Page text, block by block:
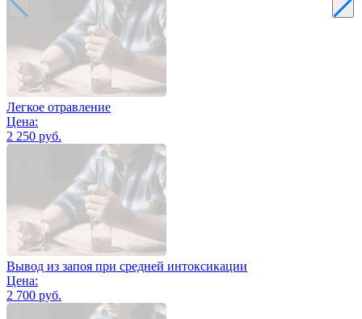
Легкое отравление
Цена:
2 250 руб.
Вывод из запоя при средней интоксикации
Цена:
2 700 руб.